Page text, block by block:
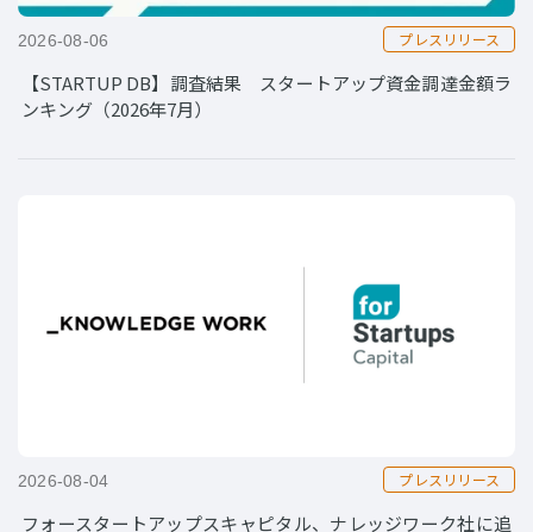
2026-08-06 プレスリリース
【STARTUP DB】調査結果 スタートアップ資金調達金額ラ
ンキング（2026年7月）
2026-08-04 プレスリリース
フォースタートアップスキャピタル、ナレッジワーク社に追